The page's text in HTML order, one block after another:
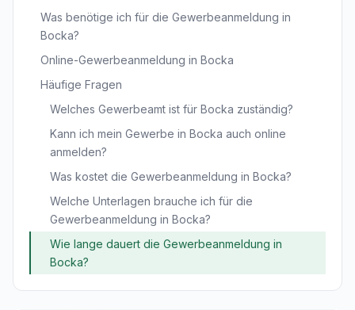
Was benötige ich für die Gewerbeanmeldung in
Bocka?
Online-Gewerbeanmeldung in Bocka
Häufige Fragen
Welches Gewerbeamt ist für Bocka zuständig?
Kann ich mein Gewerbe in Bocka auch online
anmelden?
Was kostet die Gewerbeanmeldung in Bocka?
Welche Unterlagen brauche ich für die
Gewerbeanmeldung in Bocka?
Wie lange dauert die Gewerbeanmeldung in
Bocka?